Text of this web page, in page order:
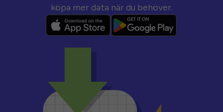
köpa mer data när du behöver.